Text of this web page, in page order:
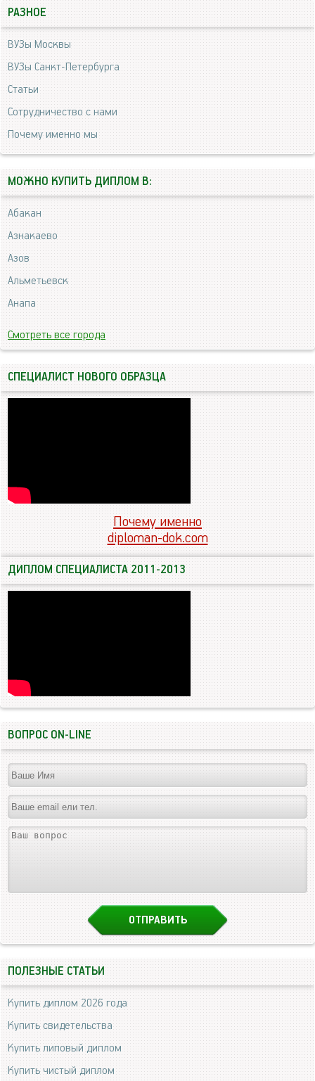
РАЗНОЕ
ВУЗы Москвы
ВУЗы Санкт-Петербурга
Статьи
Сотрудничество с нами
Почему именно мы
МОЖНО КУПИТЬ ДИПЛОМ В:
Абакан
Азнакаево
Азов
Альметьевск
Анапа
Смотреть все города
СПЕЦИАЛИСТ НОВОГО ОБРАЗЦА
Почему именно
diploman-dok.com
ДИПЛОМ СПЕЦИАЛИСТА 2011-2013
ВОПРОС ON-LINE
ПОЛЕЗНЫЕ СТАТЬИ
Купить диплом 2026 года
Купить свидетельства
Купить липовый диплом
Купить чистый диплом